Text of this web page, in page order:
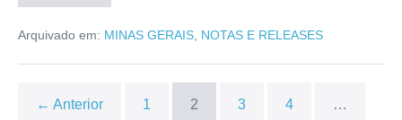
Arquivado em: MINAS GERAIS NOTAS E RELEASES
← Anterior 1 2 3 4 …